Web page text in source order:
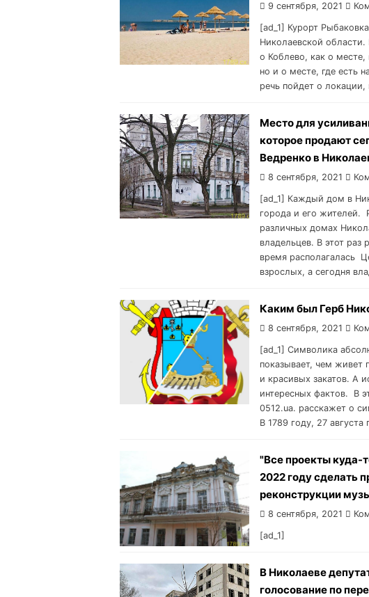
9 сентября, 2021
[ad_1] Курорт
Николаевской области.
о Коблево, как о
но и о месте, где есть
речь пойдет о
Место для
которое продают
Ведренко в
8 сентября, 2021
[ad_1] Каждый дом в
города и его жителей.
различных домах
владельцев. В этот
время располагалась
взрослых, а сегодня
Каким был Герб
8 сентября, 2021
[ad_1] Символика
показывает, чем живет
и красивых закатов. А
интересных фактов. В
0512.ua. расскажет о
В 1789 году, 27
"Все проекты куда-
2022 году сделать
реконструкции
8 сентября, 2021
[ad_1]
В Николаеве
голосование по